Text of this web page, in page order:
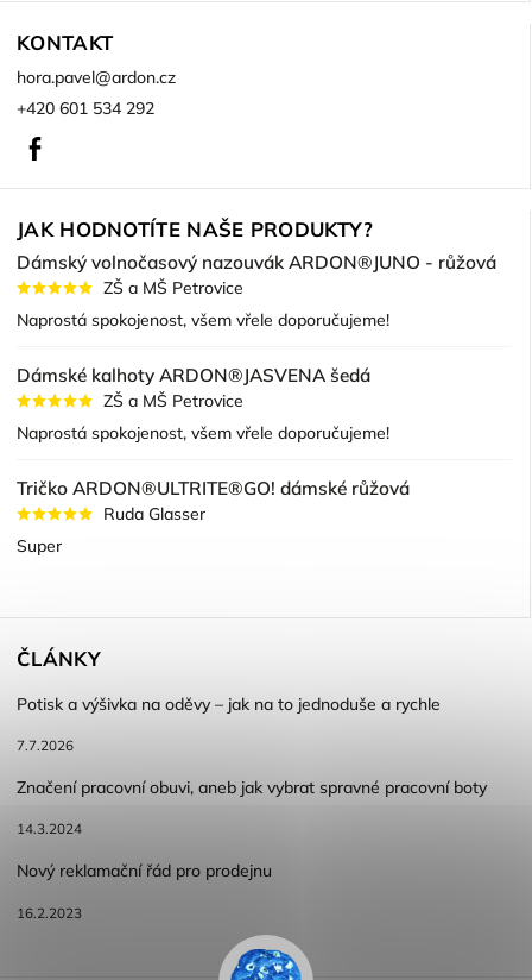
KONTAKT
hora.pavel@ardon.cz
+420 601 534 292
JAK HODNOTÍTE NAŠE PRODUKTY?
Dámský volnočasový nazouvák ARDON®JUNO - růžová
ZŠ a MŠ Petrovice
Naprostá spokojenost, všem vřele doporučujeme!
Dámské kalhoty ARDON®JASVENA šedá
ZŠ a MŠ Petrovice
Naprostá spokojenost, všem vřele doporučujeme!
Tričko ARDON®ULTRITE®GO! dámské růžová
Ruda Glasser
Super
ČLÁNKY
Potisk a výšivka na oděvy – jak na to jednoduše a rychle
7.7.2026
Značení pracovní obuvi, aneb jak vybrat spravné pracovní boty
14.3.2024
Nový reklamační řád pro prodejnu
16.2.2023